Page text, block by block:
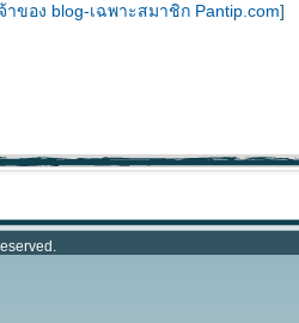
าของ blog-เฉพาะสมาชิก Pantip.com]